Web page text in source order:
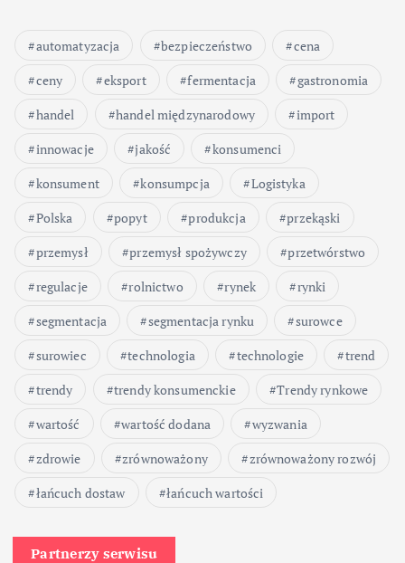
automatyzacja bezpieczeństwo
cena
ceny
eksport fermentacja
gastronomia
handel
handel międzynarodowy
import
innowacje
jakość
konsumenci
konsument
konsumpcja
Logistyka
Polska
popyt produkcja
przekąski
przemysł
przemysł spożywczy
przetwórstwo
regulacje
rolnictwo rynek
rynki
segmentacja
segmentacja rynku
surowce
surowiec
technologia technologie
trend
trendy
trendy konsumenckie
Trendy rynkowe
wartość
wartość dodana
wyzwania
zdrowie
zrównoważony
zrównoważony rozwój
łańcuch dostaw
łańcuch wartości
Partnerzy serwisu